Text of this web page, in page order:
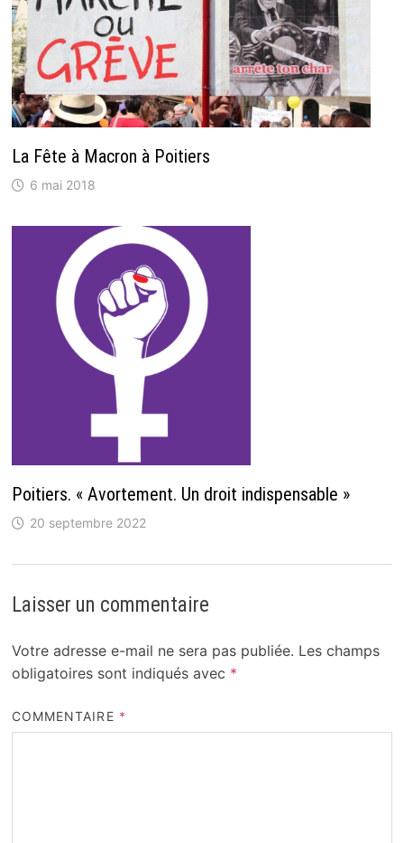
La Fête à Macron à Poitiers
6 mai 2018
Poitiers. « Avortement. Un droit indispensable »
20 septembre 2022
Laisser un commentaire
Votre adresse e-mail ne sera pas publiée. Les champs
obligatoires sont indiqués avec *
COMMENTAIRE *